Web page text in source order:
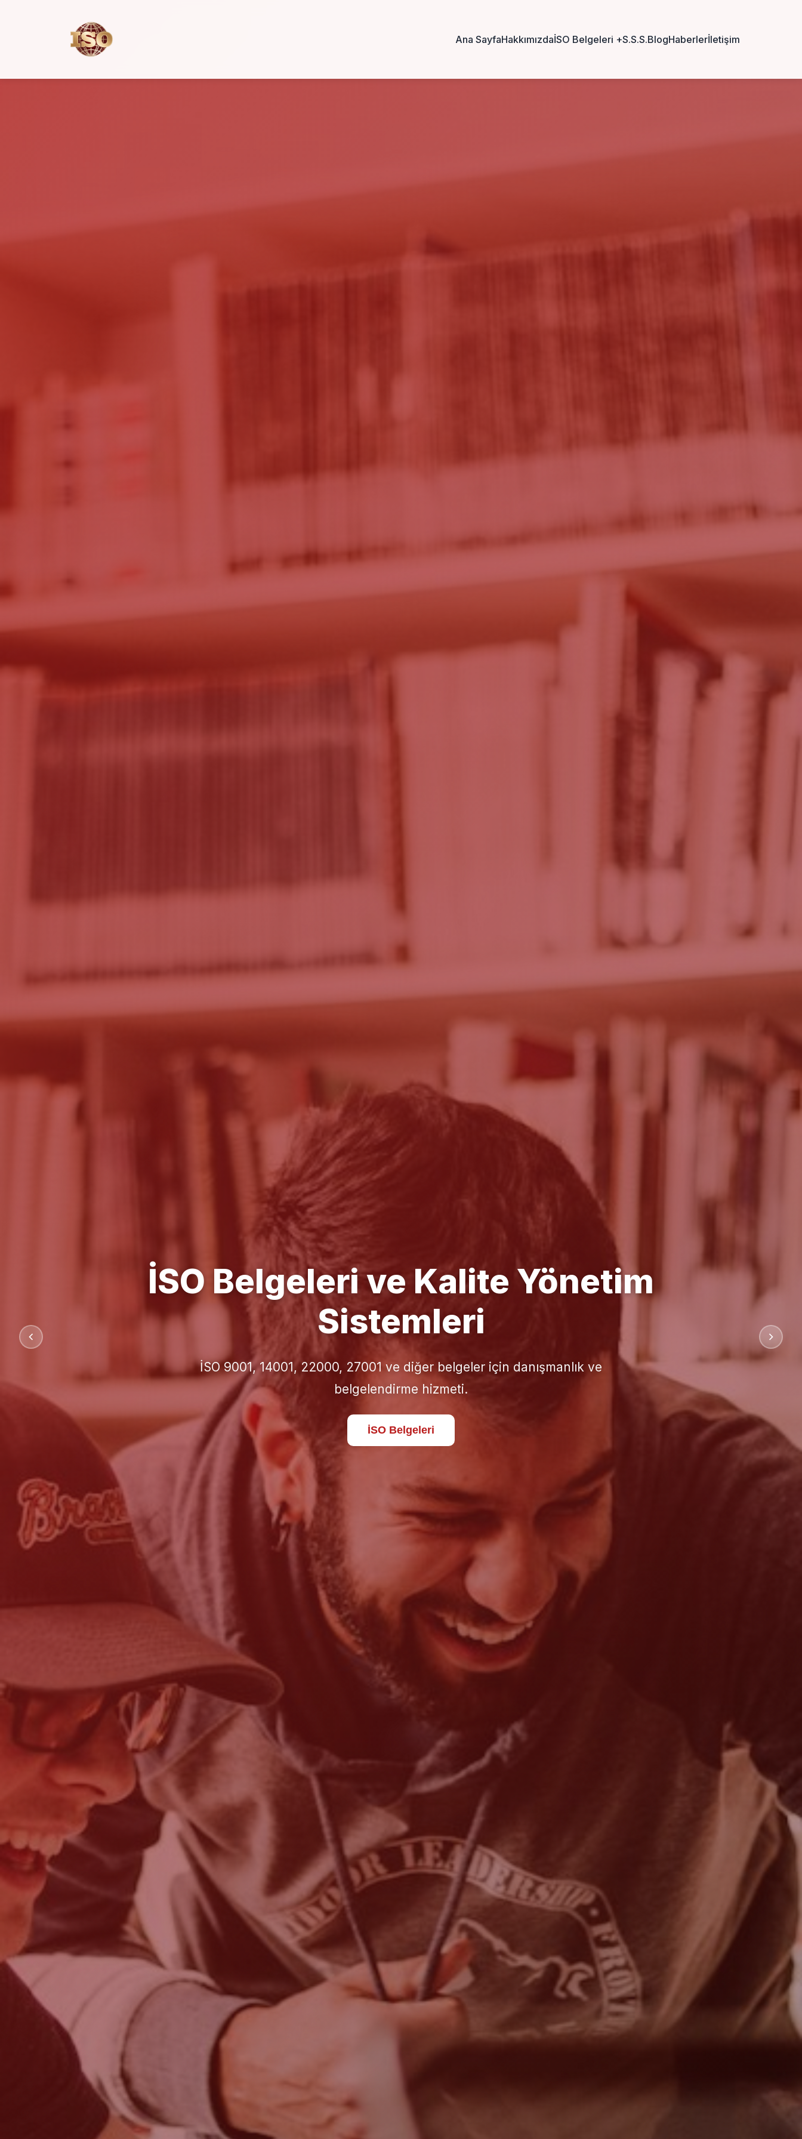
Ana SayfaHakkımızdaİSO Belgeleri +S.S.S.BlogHaberlerİletişim
Kalite Yönetim Danışmanlığı
İşletmeniz için doğru İSO standardını seçin; süreçlerinizi uluslararası
standartlara taşıyın.